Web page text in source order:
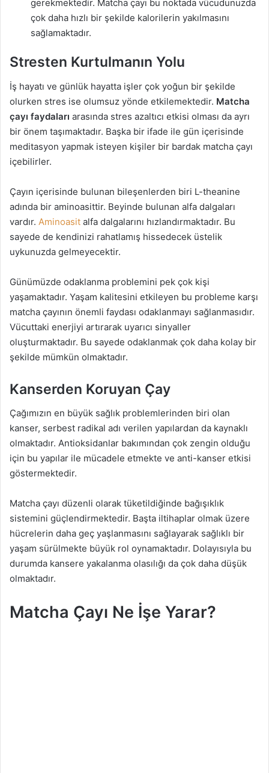
gerekmektedir. Matcha çayı bu noktada vücudunuzda
çok daha hızlı bir şekilde kalorilerin yakılmasını
sağlamaktadır.
Stresten Kurtulmanın Yolu
İş hayatı ve günlük hayatta işler çok yoğun bir şekilde
olurken stres ise olumsuz yönde etkilemektedir. Matcha
çayı faydaları arasında stres azaltıcı etkisi olması da ayrı
bir önem taşımaktadır. Başka bir ifade ile gün içerisinde
meditasyon yapmak isteyen kişiler bir bardak matcha çayı
içebilirler.
Çayın içerisinde bulunan bileşenlerden biri L-theanine
adında bir aminoasittir. Beyinde bulunan alfa dalgaları
vardır. Aminoasit alfa dalgalarını hızlandırmaktadır. Bu
sayede de kendinizi rahatlamış hissedecek üstelik
uykunuzda gelmeyecektir.
Günümüzde odaklanma problemini pek çok kişi
yaşamaktadır. Yaşam kalitesini etkileyen bu probleme karşı
matcha çayının önemli faydası odaklanmayı sağlanmasıdır.
Vücuttaki enerjiyi artırarak uyarıcı sinyaller
oluşturmaktadır. Bu sayede odaklanmak çok daha kolay bir
şekilde mümkün olmaktadır.
Kanserden Koruyan Çay
Çağımızın en büyük sağlık problemlerinden biri olan
kanser, serbest radikal adı verilen yapılardan da kaynaklı
olmaktadır. Antioksidanlar bakımından çok zengin olduğu
için bu yapılar ile mücadele etmekte ve anti-kanser etkisi
göstermektedir.
Matcha çayı düzenli olarak tüketildiğinde bağışıklık
sistemini güçlendirmektedir. Başta iltihaplar olmak üzere
hücrelerin daha geç yaşlanmasını sağlayarak sağlıklı bir
yaşam sürülmekte büyük rol oynamaktadır. Dolayısıyla bu
durumda kansere yakalanma olasılığı da çok daha düşük
olmaktadır.
Matcha Çayı Ne İşe Yarar?